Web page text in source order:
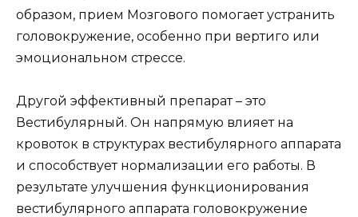
образом, прием Мозгового помогает устранить
головокружение, особенно при вертиго или
эмоциональном стрессе.
Другой эффективный препарат – это
Вестибулярный. Он напрямую влияет на
кровоток в структурах вестибулярного аппарата
и способствует нормализации его работы. В
результате улучшения функционирования
вестибулярного аппарата головокружение